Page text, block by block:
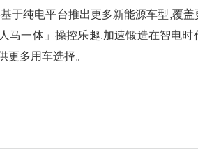
于纯电平台推出更多新能源车型,覆
马一体」操控乐趣,加速锻造在智电
更多用车选择。